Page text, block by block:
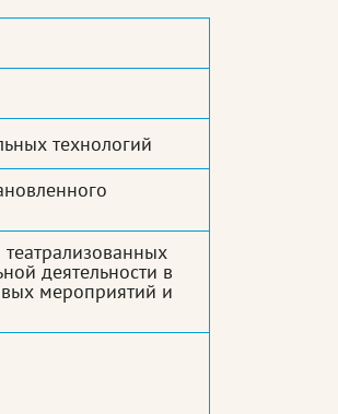
технологий
деятельности в
мероприятий и